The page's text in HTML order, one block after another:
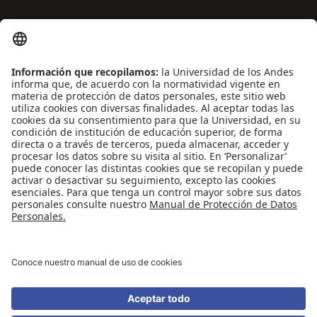
Contáctenos
Biblioguías
Preguntas frecuentes
Capacitación
Directrices
Entretenimiento
Compra de libros y material audiovisual